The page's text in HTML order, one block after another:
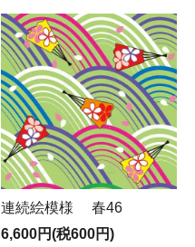
連続絵模様 春46
6,600円(税600円)